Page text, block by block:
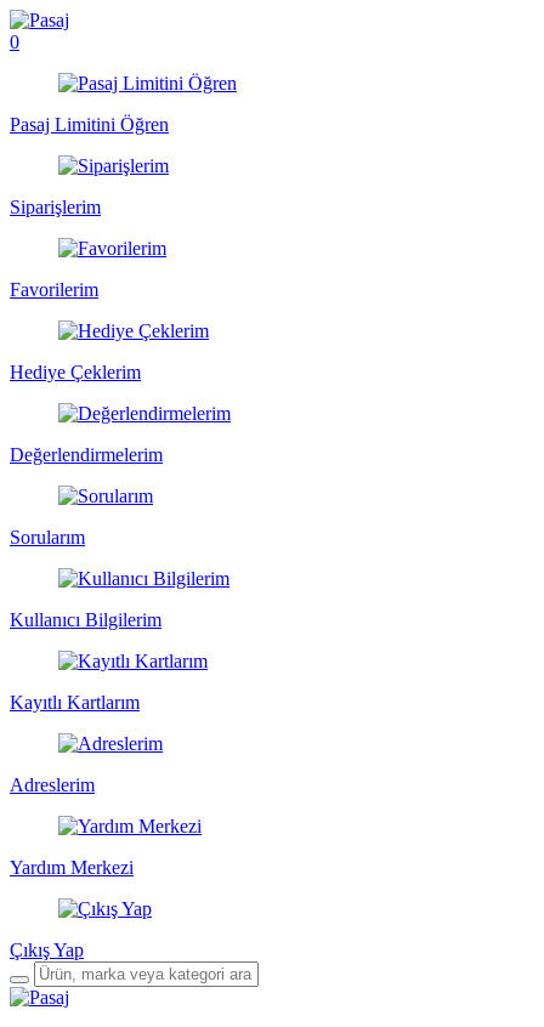
0
Pasaj Limitini Öğren
Siparişlerim
Favorilerim
Hediye Çeklerim
Değerlendirmelerim
Sorularım
Kullanıcı Bilgilerim
Kayıtlı Kartlarım
Adreslerim
Yardım Merkezi
Çıkış Yap